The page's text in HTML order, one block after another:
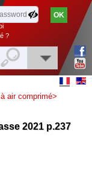
?
air comprimé>
2021 p.237